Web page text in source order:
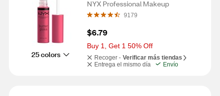
25 colors
NYX Professional Makeup
9179
$6.79
Buy 1, Get 1 50% Off
Recoger - Verificar más tiendas
Entrega el mismo día
Envío